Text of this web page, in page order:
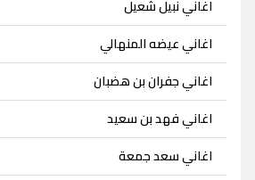
اغاني نبيل شعيل
اغاني عيضه المنهالي
اغاني جفران بن هضبان
اغاني فهد بن سعيد
اغاني سعد جمعة